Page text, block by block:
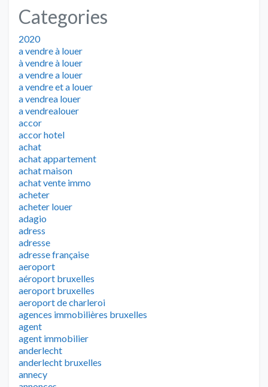
Categories
2020
a vendre à louer
à vendre à louer
a vendre a louer
a vendre et a louer
a vendrea louer
a vendrealouer
accor
accor hotel
achat
achat appartement
achat maison
achat vente immo
acheter
acheter louer
adagio
adress
adresse
adresse française
aeroport
aéroport bruxelles
aeroport bruxelles
aeroport de charleroi
agences immobilières bruxelles
agent
agent immobilier
anderlecht
anderlecht bruxelles
annecy